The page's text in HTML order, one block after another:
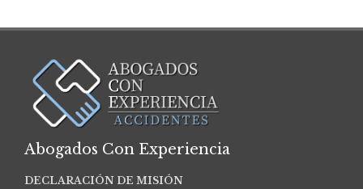
Abogados Con Experiencia
DECLARACIÓN DE MISIÓN